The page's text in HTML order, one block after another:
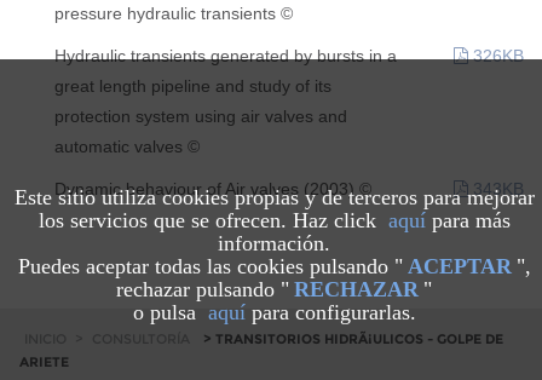
Este sitio utiliza cookies propias y de terceros para mejorar
los servicios que se ofrecen. Haz click aquípara más
información.
Puedes aceptar todas las cookies pulsando " ACEPTAR ",
rechazar pulsando " RECHAZAR "
o pulsa aquípara configurarlas.
pressure hydraulic transients ©
Hydraulic transients generated by bursts in a
great length pipeline and study of its
protection system using air valves and
automatic valves ©
326KB
Dynamic behaviour of Air valves (2003) © 343KB
> TRANSITORIOS HIDRÃ¡ULICOS - GOLPE DE
ARIETE